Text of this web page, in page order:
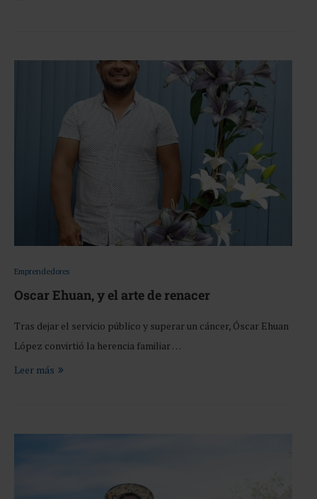
Emprendedores
Oscar Ehuan, y el arte de renacer
Tras dejar el servicio público y superar un cáncer, Óscar Ehuan
López convirtió la herencia familiar …
Leer más